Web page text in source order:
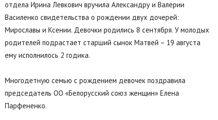
отдела Ирина Левкович вручила Александру и Валерии
Василенко свидетельства о рождении двух дочерей:
Мирославы и Ксении. Девочки родились 8 сентября. У молодых
родителей подрастает старший сынок Матвей – 19 августа
ему исполнилось 2 годика.
Многодетную семью с рождением девочек поздравила
председатель ОО «Белорусский союз женщин» Елена
Парфененко.